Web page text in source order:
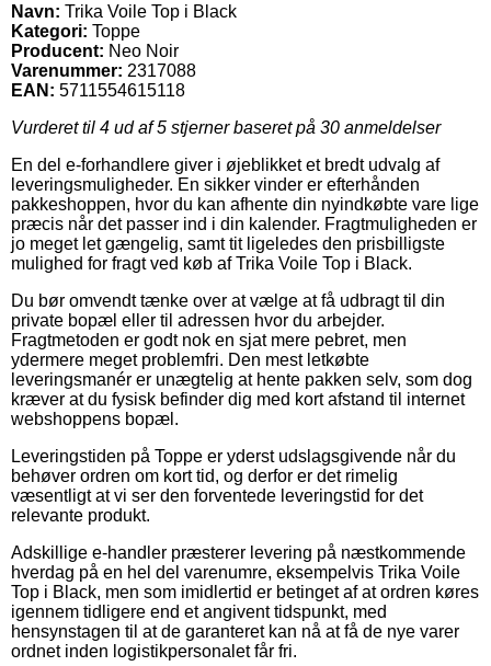
Navn: Trika Voile Top i Black
Kategori: Toppe
Producent: Neo Noir
Varenummer: 2317088
EAN: 5711554615118
Vurderet til 4 ud af 5 stjerner baseret på 30 anmeldelser
En del e-forhandlere giver i øjeblikket et bredt udvalg af
leveringsmuligheder. En sikker vinder er efterhånden
pakkeshoppen, hvor du kan afhente din nyindkøbte vare lige
præcis når det passer ind i din kalender. Fragtmuligheden er
jo meget let gængelig, samt tit ligeledes den prisbilligste
mulighed for fragt ved køb af Trika Voile Top i Black.
Du bør omvendt tænke over at vælge at få udbragt til din
private bopæl eller til adressen hvor du arbejder.
Fragtmetoden er godt nok en sjat mere pebret, men
ydermere meget problemfri. Den mest letkøbte
leveringsmanér er unægtelig at hente pakken selv, som dog
kræver at du fysisk befinder dig med kort afstand til internet
webshoppens bopæl.
Leveringstiden på Toppe er yderst udslagsgivende når du
behøver ordren om kort tid, og derfor er det rimelig
væsentligt at vi ser den forventede leveringstid for det
relevante produkt.
Adskillige e-handler præsterer levering på næstkommende
hverdag på en hel del varenumre, eksempelvis Trika Voile
Top i Black, men som imidlertid er betinget af at ordren køres
igennem tidligere end et angivent tidspunkt, med
hensynstagen til at de garanteret kan nå at få de nye varer
ordnet inden logistikpersonalet får fri.